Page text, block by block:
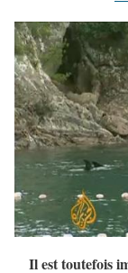
Il est toutefois